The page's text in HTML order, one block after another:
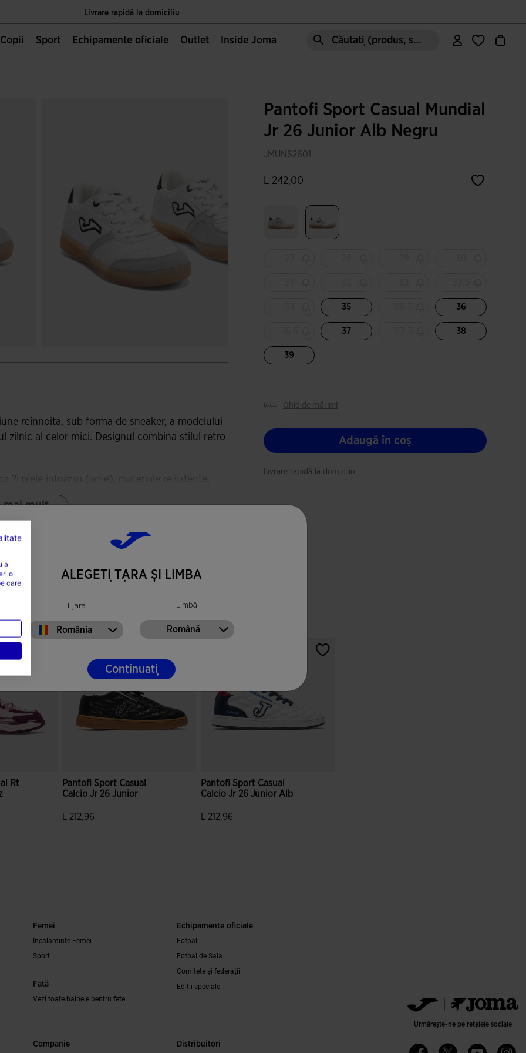
Livrare rapidă la domiciliu
Unica pagină oficială JOMA, deținută de Joma Sport S.A
Copii Sport Echipamente oficiale Outlet Inside Joma Căutați (produs, stil, zonă, etc.)
reînnoita, sub forma de sneaker, a modelului
zilnic al celor mici. Designul combina stilul retro
?i piele întoarsa (ante), materiale rezistente,
de ventila?ie VTS, cu perfora?ii
men?inerea piciorului uscat ?i proaspat.
prin mare rezisten?a la abraziune, ideala
mai mult
Pantofi Sport Casual Mundial
Jr 26 Junior Alb Negru
JMUNS2601
L 242,00
35 36
37 38
39
ghid de mărimi
Adaugă în coș
Livrare rapidă la domiciliu
Rt
Pantofi Sport Casual
Calcio Jr 26 Junior
L 212,96
Pantofi Sport Casual
Calcio Jr 26 Junior Alb
L 212,96
Femei
Incalaminte Femei
Sport
Fată
Vezi toate hainele pentru fete
Echipamente oficiale
Fotbal
Fotbal de Sala
Comitete și federații
Ediții speciale
Companie Distribuitori
Urmărește-ne pe rețelele sociale
ALEGEȚI ȚARA ȘI LIMBA
Țară
România
Limbă
Română
Continuați
a
o
care